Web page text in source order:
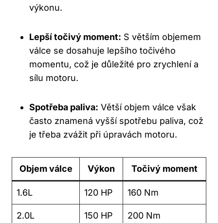
výkonu.
Lepší točivý moment: S větším objemem
válce se ​dosahuje lepšího točivého
momentu, což je důležité pro zrychlení a
sílu motoru.
Spotřeba paliva: Větší objem ‍válce však
často‍ znamená vyšší spotřebu paliva, což
je třeba zvážit při úpravách motoru.
Objem válce Výkon Točivý moment
1.6L 120⁣ HP 160 Nm
2.0L 150 ⁣HP 200 Nm